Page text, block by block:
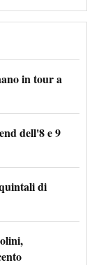
in tour a
dell'8 e 9
di